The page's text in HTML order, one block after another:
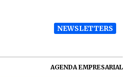
NEWSLETTERS
AGENDA EMPRESARIAL